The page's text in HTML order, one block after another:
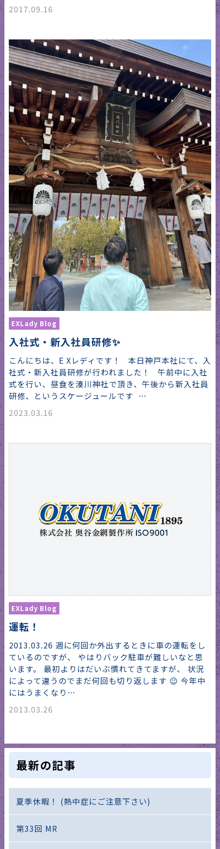
2017.09.16
EXLady Blog
入社式・新入社員研修✨
こんにちは、E Xレディです！ 本日神戸本社にて、入
社式・新入社員研修が行われました！ 午前中に入社
式を行い、昼食を湊川神社で頂き、午後から新入社員
研修、というスケージュールです …
2023.03.16
EXLady Blog
運転！
2013.03.26 週に何回か外出するときに車の運転をし
ているのですが、 やはりバック駐車が難しいなと思
います。 最初よりはだいぶ慣れてきてますが、 状況
によって違うのでまだ何回も切り返します 😉 今年中
にはうまくなり…
2013.03.26
最新の記事
夏季休暇！ (熱中症にご注意下さい)
第33回 MR